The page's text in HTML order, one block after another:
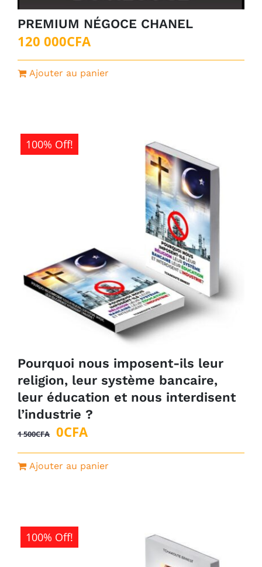
PREMIUM NÉGOCE CHANEL
120 000CFA
Ajouter au panier
100% Off!
Pourquoi nous imposent-ils leur
religion, leur système bancaire,
leur éducation et nous interdisent
l’industrie ?
1 500CFA
Le
prix
initial
0CFALe
prix
actuel
Ajouter au panier
100% Off!